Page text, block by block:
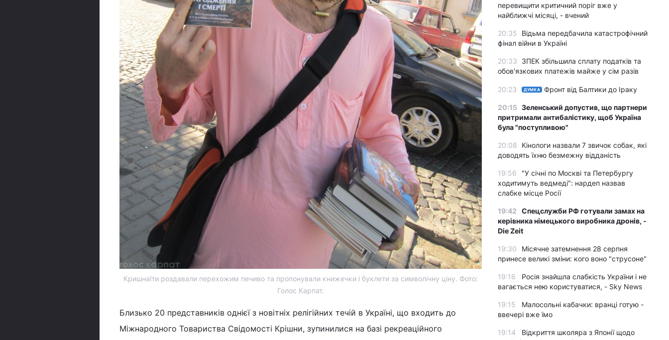
Кришнаїти роздавали перехожим печиво та пропонували книжечки і буклети за символічну ціну. Фото:
Голос Карпат.
Близько 20 представників однієї з новітніх релігійних течій в Україні, що входить до
Міжнародного Товариства Свідомості Крішни, зупинилися на базі рекреаційного
перевищити критичний поріг вже у
найближчі місяці, - вчений
20:35
Відьма передбачила катастрофічний
фінал війни в Україні
20:33
ЗПЕК збільшила сплату податків та
обов'язкових платежів майже у сім разів
20:23 ДУМКА Фронт від Балтики до Іраку
20:15 Зеленський допустив, що партнери
притримали антибалістику, щоб Україна
була "поступливою"
20:08
Кінологи назвали 7 звичок собак, які
доводять їхню безмежну відданість
19:56
"У січні по Москві та Петербургу
ходитимуть ведмеді": нардеп назвав
слабке місце Росії
19:42
Спецслужби РФ готували замах на
керівника німецького виробника дронів, -
Die Zeit
19:30
Місячне затемнення 28 серпня
принесе великі зміни: кого воно "струсоне"
19:16
Росія знайшла слабкість України і не
вагається нею користуватися, - Sky News
19:15
Малосольні кабачки: вранці готую -
ввечері вже їмо
19:14
Відкриття школяра з Японії щодо